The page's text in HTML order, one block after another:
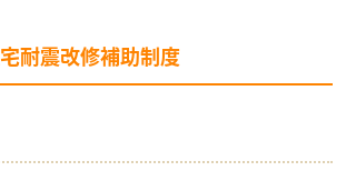
耐震改修補助制度